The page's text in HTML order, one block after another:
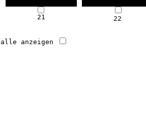
21 22
alle anzeigen